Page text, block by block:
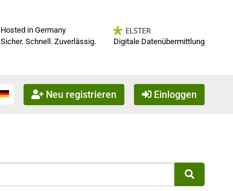
Hosted in Germany
Sicher. Schnell. Zuverlässig.
Digitale Datenübermittlung
Neu registrieren Einloggen